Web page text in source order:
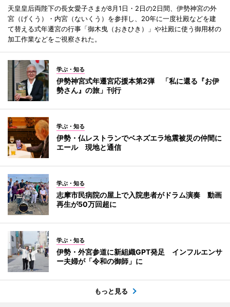
天皇皇后両陛下の長女愛子さまが8月1日・2日の2日間、伊勢神宮の外
宮（げくう）・内宮（ないくう）を参拝し、20年に一度社殿などを建
て替える式年遷宮の行事「御木曳（おきひき）」や社殿に使う御用材の
加工作業などをご視察された。
学ぶ・知る
伊勢神宮式年遷宮応援本第2弾 「私に還る『お伊
勢さん』の旅」刊行
学ぶ・知る
伊勢・仏レストランでベネズエラ地震被災の仲間に
エール 現地と通信
学ぶ・知る
志摩市民病院の屋上で入院患者がドラム演奏 動画
再生が50万回超に
学ぶ・知る
伊勢・外宮参道に新組織GPT発足 インフルエンサ
ー夫婦が「令和の御師」に
もっと見る